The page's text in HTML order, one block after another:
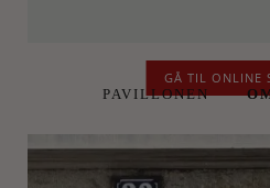
PAVILLONEN
GÅ TIL ONLINE